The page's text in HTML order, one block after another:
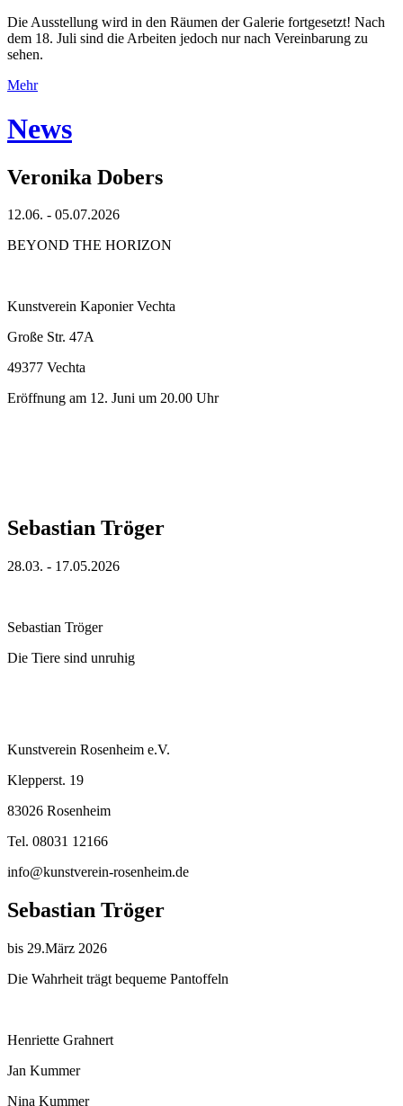
Die Ausstellung wird in den Räumen der Galerie fortgesetzt! Nach
dem 18. Juli sind die Arbeiten jedoch nur nach Vereinbarung zu
sehen.
Mehr
News
Veronika Dobers
12.06. - 05.07.2026
BEYOND THE HORIZON
Kunstverein Kaponier Vechta
Große Str. 47A
49377 Vechta
Eröffnung am 12. Juni um 20.00 Uhr
Sebastian Tröger
28.03. - 17.05.2026
Sebastian Tröger
Die Tiere sind unruhig
Kunstverein Rosenheim e.V.
Klepperst. 19
83026 Rosenheim
Tel. 08031 12166
info@kunstverein-rosenheim.de
Sebastian Tröger
bis 29.März 2026
Die Wahrheit trägt bequeme Pantoffeln
Henriette Grahnert
Jan Kummer
Nina Kummer